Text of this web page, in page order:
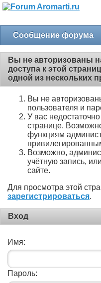
Сообщение форума
Вы не авторизованы
доступа к этой
одной из нескольких
Вы не
пользователя и
У вас
странице.
функциям
Возможно,
учётную запись,
сайте.
Для просмотра этой
зарегистрироваться.
Вход
Имя:
Пароль: